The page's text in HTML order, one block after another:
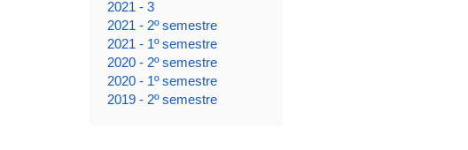
2021 - 3
2021 - 2º semestre
2021 - 1º semestre
2020 - 2º semestre
2020 - 1º semestre
2019 - 2º semestre